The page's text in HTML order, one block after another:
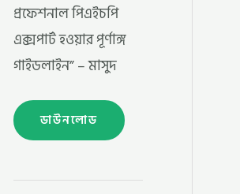
প্রফেশনাল পিএইচপি
এক্সপার্ট হওয়ার পূর্ণাঙ্গ
গাইডলাইন” – মাসুদ
ডাউনলোড